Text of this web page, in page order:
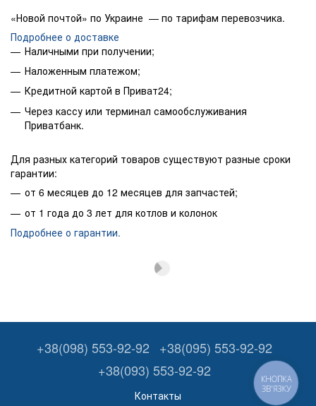
«Новой почтой» по Украине — по тарифам перевозчика.
Подробнее о доставке
Наличными при получении;
Наложенным платежом;
Кредитной картой в Приват24;
Через кассу или терминал самообслуживания
Приватбанк.
Для разных категорий товаров существуют разные сроки
гарантии:
от 6 месяцев до 12 месяцев для запчастей;
от 1 года до 3 лет для котлов и колонок
Подробнее о гарантии.
+38(098) 553-92-92
+38(095) 553-92-92
+38(093) 553-92-92
Контакты
КНОПКА
ЗВ'ЯЗКУ